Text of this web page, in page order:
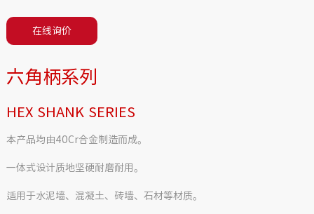
在线询价
六角柄系列
HEX SHANK SERIES
本产品均由40Cr合金制造而成。
一体式设计质地坚硬耐磨耐用。
适用于水泥墙、混凝土、砖墙、石材等材质。